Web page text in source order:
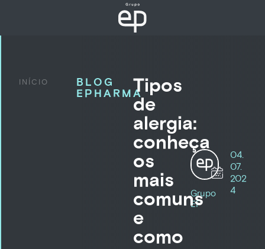
INÍCIO
BLOG
EPHARMATipos
de
alergia:
conheça
os
mais
comuns
e
como
Grupo
EP
04.
07.
202
4